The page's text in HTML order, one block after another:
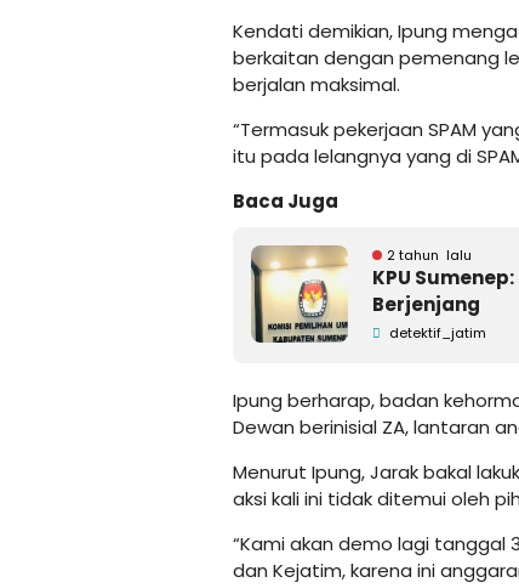
Kendati demikian, Ipung
berkaitan dengan pemenang
berjalan maksimal.
“Termasuk pekerjaan SPAM
itu pada lelangnya yang di
Baca Juga
2 tahun lalu
KPU
Berjenjang
detektif_jatim
Ipung berharap, badan
Dewan berinisial ZA, lantaran
Menurut Ipung, Jarak bakal
aksi kali ini tidak ditemui oleh
“Kami akan demo lagi tanggal
dan Kejatim, karena ini